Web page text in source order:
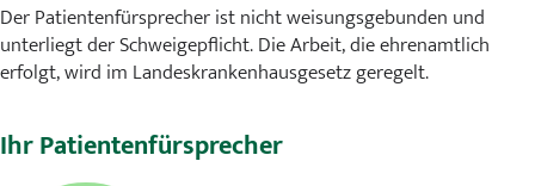
Karriere
MVZ
Aktuelles
Der Patientenfürsprecher ist nicht weisungsgebunden und
unterliegt der Schweigepflicht. Die Arbeit, die ehrenamtlich
erfolgt, wird im Landeskrankenhausgesetz geregelt.
Ihr Patientenfürsprecher